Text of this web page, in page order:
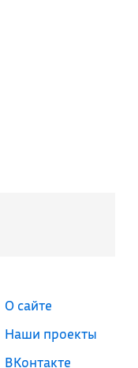
О сайте
Наши проекты
ВКонтакте